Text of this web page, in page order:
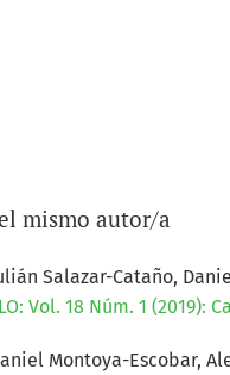
mismo autor/a
Salazar-Cataño,
Vol. 18 Núm. 1 (2019):
Montoya-Escobar,